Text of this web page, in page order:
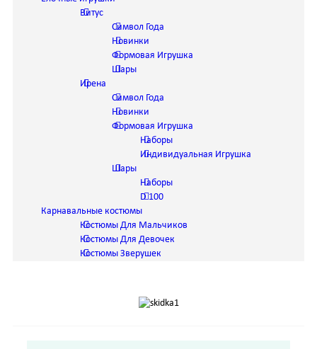
Витус
Символ Года
Новинки
Формовая Игрушка
Шары
Ирена
Символ Года
Новинки
Формовая Игрушка
Наборы
Индивидуальная Игрушка
Шары
Наборы
D 100
Карнавальные костюмы
Костюмы Для Мальчиков
Костюмы Для Девочек
Костюмы Зверушек